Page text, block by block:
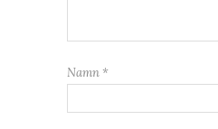
Namn *